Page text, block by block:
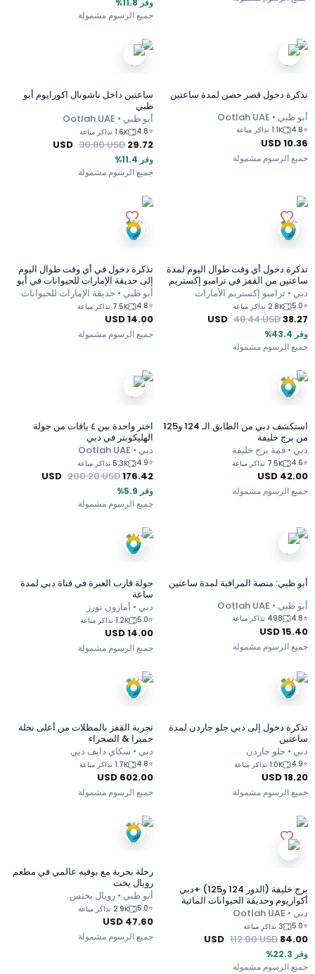
جميع الرسوم مشمولة
وفر 11.8%
تذكرة دخول قصر حصن لمدة ساعتين
أبو ظبي • Ootlah UAE
⭐
4.8 1.1K تذاكر مباعة
10.36
USD
جميع الرسوم مشمولة
ساعتين داخل ناشونال اكورايوم أبو
ظبي
أبو ظبي • Ootlah UAE
⭐
4.8 1.6K تذاكر مباعة
29.72
USD 30.80USD
جميع الرسوم مشمولة
وفر 11.4%
تذكرة دخول أي وقت طوال اليوم لمدة
ساعتين من القفز في ترامبو إكستريم
بالنخيل مول
دبي • ترامبو إكستريم الأمارات
⭐
5.0 2.8K تذاكر مباعة
38.27
USD 48.44USD
جميع الرسوم مشمولة
وفر 43.4%
تذكرة دخول في أي وقت طوال اليوم
إلى حديقة الإمارات للحيوانات في أبو
ظبي
أبو ظبي • حديقة الإمارات للحيوانات
⭐
4.8 7.5K تذاكر مباعة
14.00
USD
جميع الرسوم مشمولة
استكشف دبي من الطابق الـ 124 و125
من برج خليفة
دبي • قمة برج خليفة
⭐
4.6 7.5K تذاكر مباعة
42.00
USD
جميع الرسوم مشمولة
اختر واحدة بين ٤ باقات من جولة
الهليكوبتر في دبي
دبي • Ootlah UAE
⭐
4.9 5.3K تذاكر مباعة
176.42
USD 200.20USD
جميع الرسوم مشمولة
وفر 5.9%
أبو ظبي: منصة المراقبة لمدة ساعتين
أبو ظبي • Ootlah UAE
⭐
4.8 498 تذاكر مباعة
15.40
USD
جميع الرسوم مشمولة
جولة قارب العبرة في قناة دبي لمدة
ساعة
دبي • أمازون تورز
⭐
5.0 1.2K تذاكر مباعة
14.00
USD
جميع الرسوم مشمولة
تذكرة دخول إلى دبي جلو جاردن لمدة
ساعتين
دبي • جلو جاردن
⭐
4.9 1.0K تذاكر مباعة
18.20
USD
جميع الرسوم مشمولة
تجربة القفز بالمظلات من أعلى نخلة
جميرا & الصحراء
دبي • سكاي دايف دبي
⭐
4.8 1.7K تذاكر مباعة
602.00
USD
جميع الرسوم مشمولة
برج خليفة (الدور 124 و125) +دبي
أكواريوم وحديقة الحيوانات المائية
دبي • Ootlah UAE
⭐
5.0 3 تذاكر مباعة
84.00
USD 112.00USD
جميع الرسوم مشمولة
وفر 22.3%
رحلة بحرية مع بوفيه عالمي في مطعم
رويال يخت
أبو ظبي • رويال يختس
⭐
5.0 2.9K تذاكر مباعة
47.60
USD
جميع الرسوم مشمولة